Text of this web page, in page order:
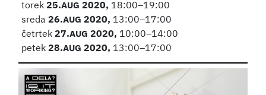
torek25.AUG2020, 18:00–19:00
sreda26.AUG2020, 13:00–17:00
četrtek27.AUG2020, 10:00–14:00
petek28.AUG2020, 13:00–17:00